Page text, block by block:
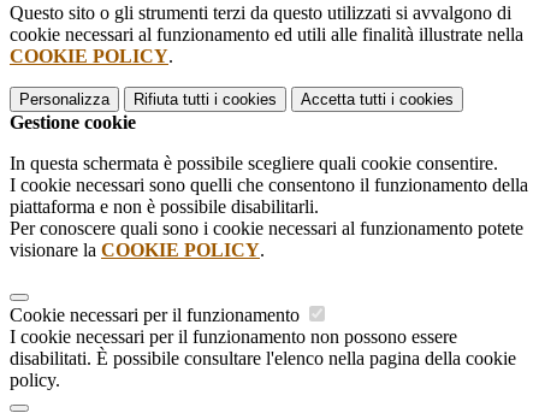
Questo sito o gli strumenti terzi da questo utilizzati si avvalgono di
cookie necessari al funzionamento ed utili alle finalità illustrate nella
COOKIE POLICY.
Personalizza Rifiuta tutti i cookies Accetta tutti i cookies
Gestione cookie
In questa schermata è possibile scegliere quali cookie consentire.
I cookie necessari sono quelli che consentono il funzionamento della
piattaforma e non è possibile disabilitarli.
Per conoscere quali sono i cookie necessari al funzionamento potete
visionare la COOKIE POLICY.
Cookie necessari per il funzionamento
I cookie necessari per il funzionamento non possono essere
disabilitati. È possibile consultare l'elenco nella pagina della cookie
policy.